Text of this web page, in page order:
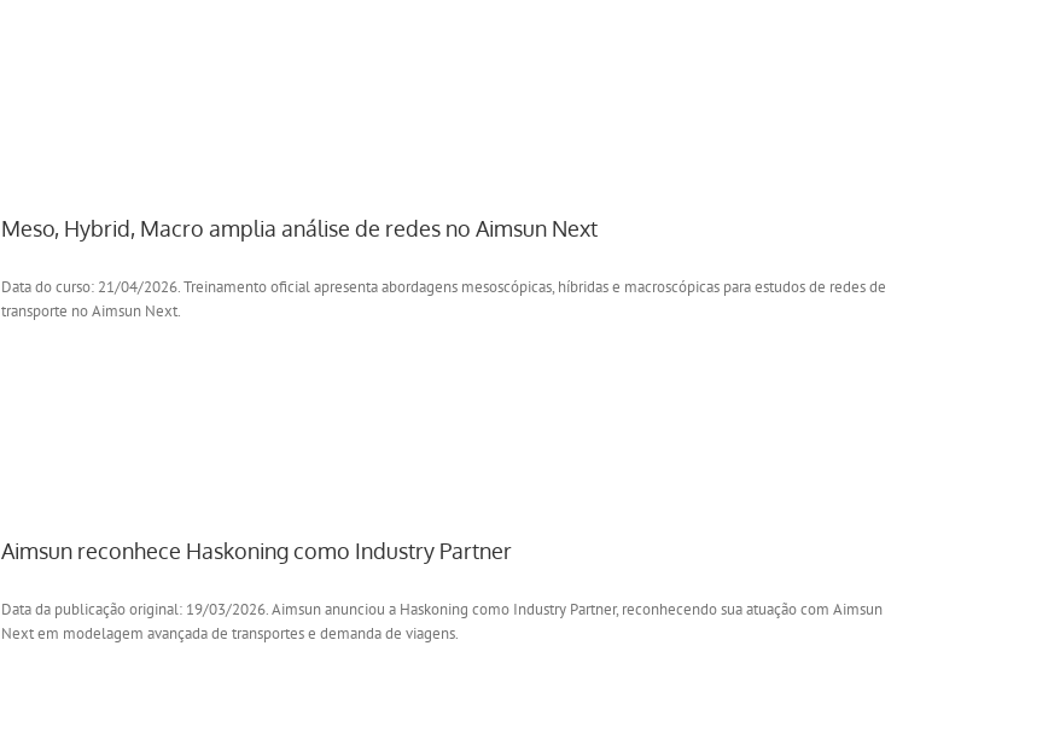
Meso, Hybrid, Macro amplia análise de redes no Aimsun Next
Data do curso: 21/04/2026. Treinamento oficial apresenta abordagens mesoscópicas, híbridas e macroscópicas para estudos de redes de
transporte no Aimsun Next.
Aimsun reconhece Haskoning como Industry Partner
Data da publicação original: 19/03/2026. Aimsun anunciou a Haskoning como Industry Partner, reconhecendo sua atuação com Aimsun
Next em modelagem avançada de transportes e demanda de viagens.